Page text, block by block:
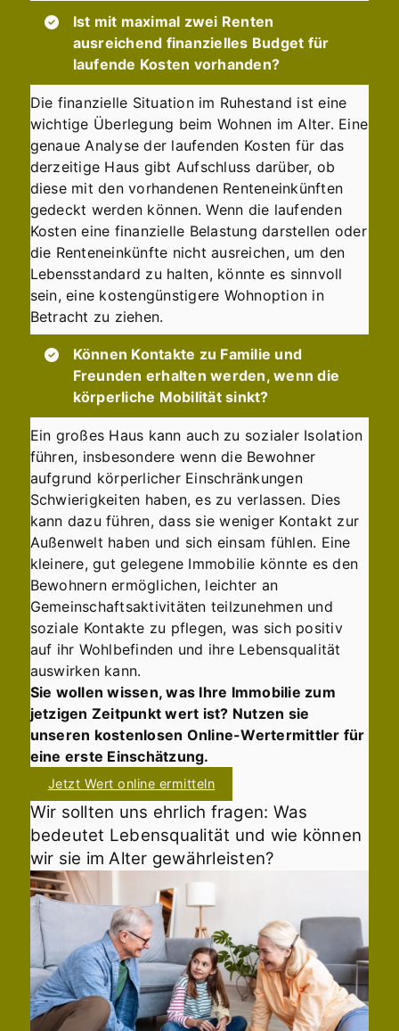
Ist mit maximal zwei Renten
ausreichend finanzielles Budget für
laufende Kosten vorhanden?
Die finanzielle Situation im Ruhestand ist eine
wichtige Überlegung beim Wohnen im Alter. Eine
genaue Analyse der laufenden Kosten für das
derzeitige Haus gibt Aufschluss darüber, ob
diese mit den vorhandenen Renteneinkünften
gedeckt werden können. Wenn die laufenden
Kosten eine finanzielle Belastung darstellen oder
die Renteneinkünfte nicht ausreichen, um den
Lebensstandard zu halten, könnte es sinnvoll
sein, eine kostengünstigere Wohnoption in
Betracht zu ziehen.
Können Kontakte zu Familie und
Freunden erhalten werden, wenn die
körperliche Mobilität sinkt?
Ein großes Haus kann auch zu sozialer Isolation
führen, insbesondere wenn die Bewohner
aufgrund körperlicher Einschränkungen
Schwierigkeiten haben, es zu verlassen. Dies
kann dazu führen, dass sie weniger Kontakt zur
Außenwelt haben und sich einsam fühlen. Eine
kleinere, gut gelegene Immobilie könnte es den
Bewohnern ermöglichen, leichter an
Gemeinschaftsaktivitäten teilzunehmen und
soziale Kontakte zu pflegen, was sich positiv
auf ihr Wohlbefinden und ihre Lebensqualität
auswirken kann.
Sie wollen wissen, was Ihre Immobilie zum
jetzigen Zeitpunkt wert ist? Nutzen sie
unseren kostenlosen Online-Wertermittler für
eine erste Einschätzung.
Jetzt Wert online ermitteln
Wir sollten uns ehrlich fragen: Was
bedeutet Lebensqualität und wie können
wir sie im Alter gewährleisten?